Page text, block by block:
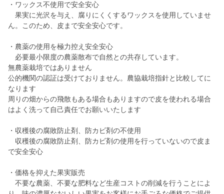
・ワックス不使用で安全安心
果実に光沢を与え、腐りにくくするワックスを使用していませ
ん。このため、皮まで安全安心です。
・農薬の使用を極力控え安全安心
必要最小限度の農薬散布で自然との共存しています。
無農薬栽培ではありません
公的機関の認証は受けておりません。農協栽培指針と比較してに
なります
周りの畑からの飛散もある場合もありますので皮を使われる場合
はよく洗って自己責任でお願いいたします
・収穫後の腐敗防止剤、防カビ剤の不使用
収穫後の腐敗防止剤、防カビ剤の使用を行っていないので皮ま
で安全安心
・価格を抑えた果実販売
不要な農薬、不要な肥料など生産コストの削減を行うことによ